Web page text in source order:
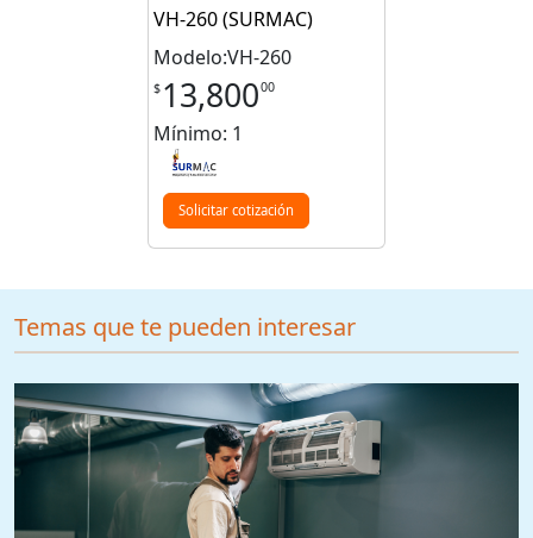
VH-260 (SURMAC)
Modelo:VH-260
$ 13,80000
Mínimo: 1
Solicitar cotización
Temas que te pueden interesar